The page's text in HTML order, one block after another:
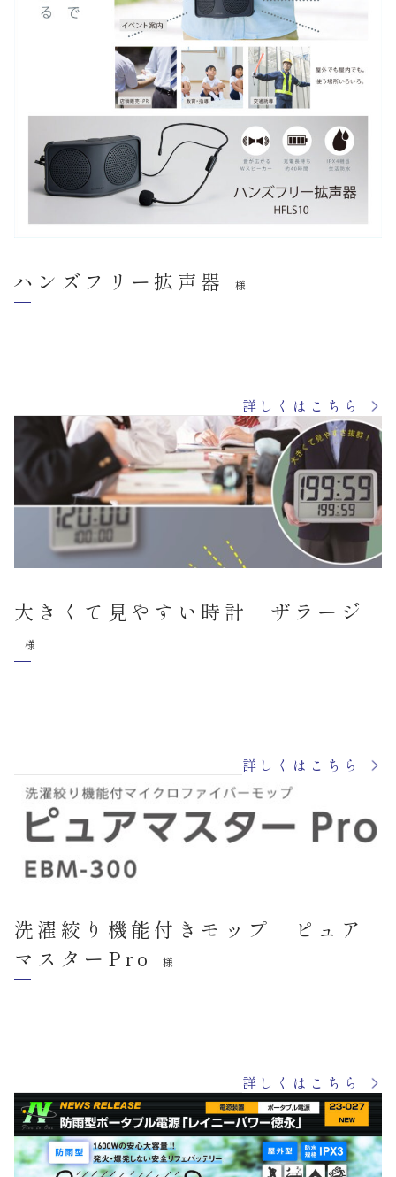
ハンズフリー拡声器 様
詳しくはこちら
大きくて見やすい時計 ザラージ
様
詳しくはこちら
洗濯絞り機能付きモップ ピュア
マスターPro
様
詳しくはこちら